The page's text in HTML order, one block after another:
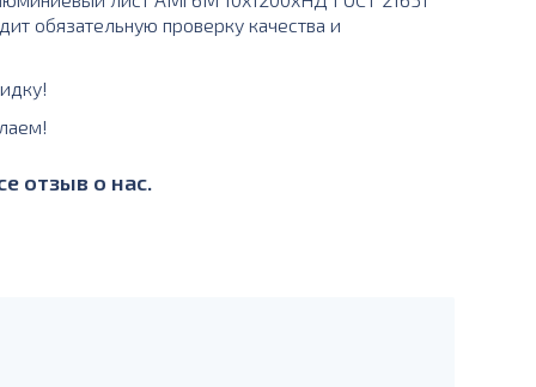
обязательную проверку качества и
отзыв о нас.